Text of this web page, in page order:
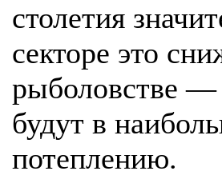
столетия
секторе это
рыболовстве —
будут в
потеплению.